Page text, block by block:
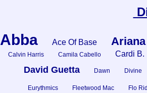
Abba Ace Of Base
Calvin Harris Camila Cabello Cardi B.
David Guetta Dawn Divine
Eurythmics Fleetwood Mac Flo